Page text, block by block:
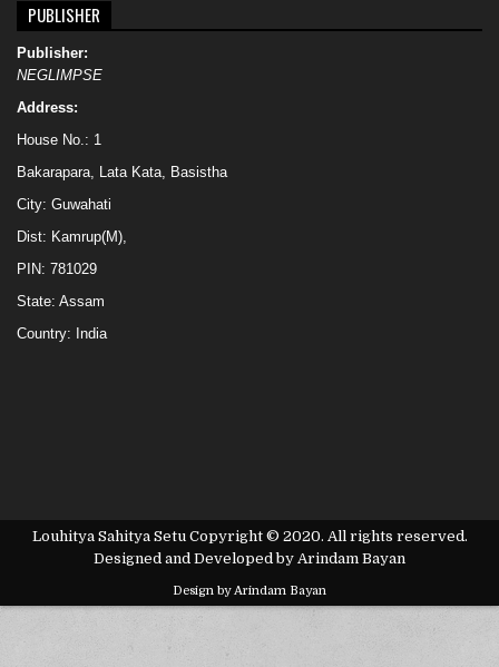
PUBLISHER
Publisher:
NEGLIMPSE
Address:
House No.: 1
Bakarapara, Lata Kata, Basistha
City: Guwahati
Dist: Kamrup(M),
PIN: 781029
State: Assam
Country: India
Louhitya Sahitya Setu Copyright © 2020. All rights reserved.
Designed and Developed by Arindam Bayan
Design by Arindam Bayan